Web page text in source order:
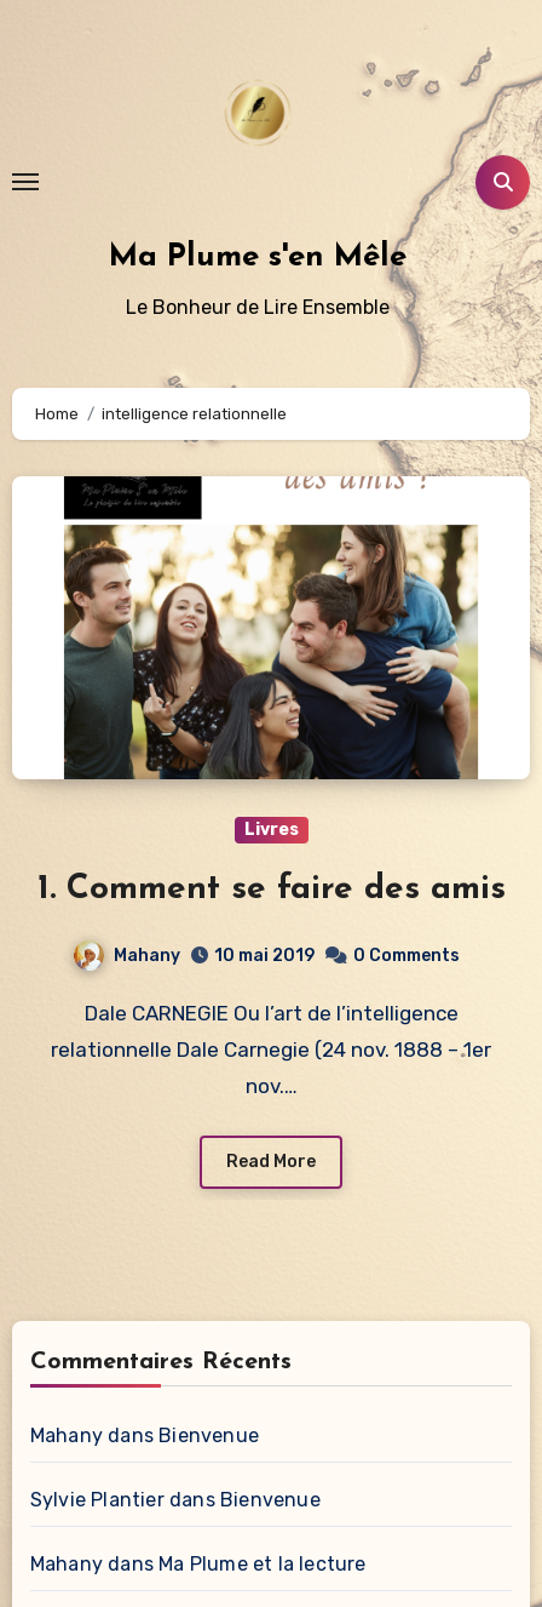
Ma Plume s'en Mêle
Le Bonheur de Lire Ensemble
Home intelligence relationnelle
Livres
1. Comment se faire des amis
Mahany 10 mai 2019 0 Comments
Dale CARNEGIE Ou l’art de l’intelligence
relationnelle Dale Carnegie (24 nov. 1888 – 1er
nov.…
Read More
Commentaires Récents
Mahanydans Bienvenue
Sylvie Plantierdans Bienvenue
Mahanydans Ma Plume et la lecture